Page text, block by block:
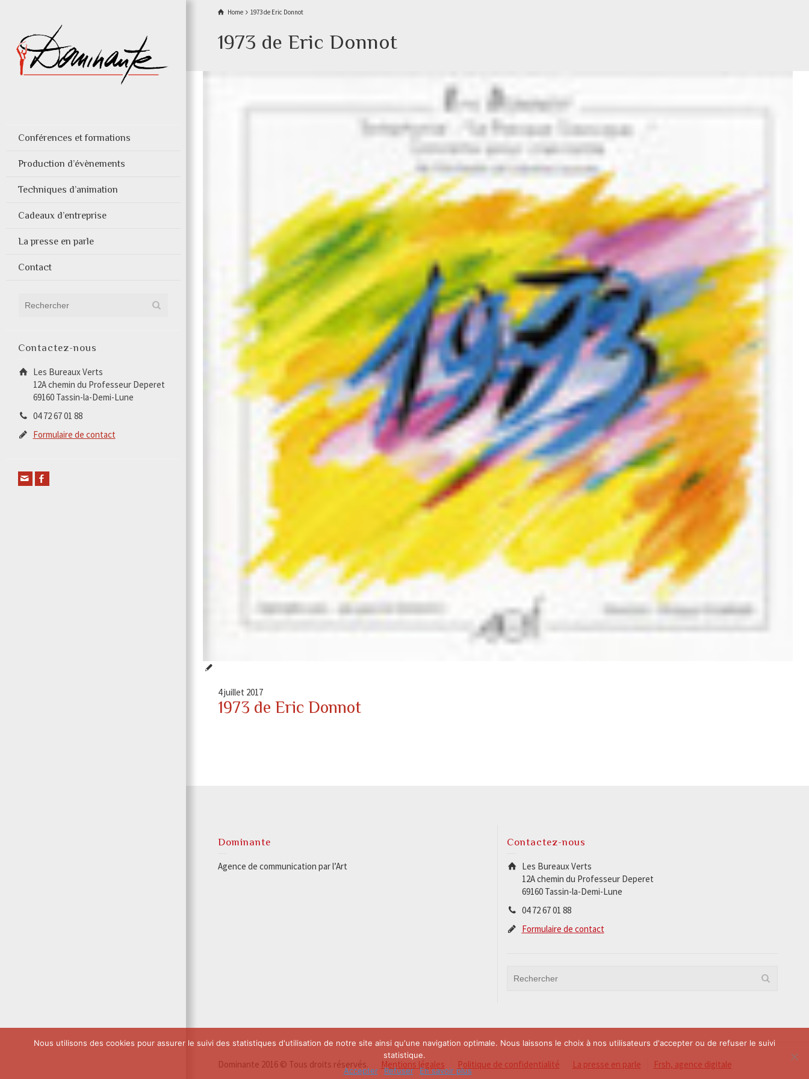
Conférences et formations
Production d’évènements
Techniques d’animation
Cadeaux d’entreprise
La presse en parle
Contact
Contactez-nous
Les Bureaux Verts
12A chemin du Professeur Deperet
69160 Tassin-la-Demi-Lune
04 72 67 01 88
Formulaire de contact
Home 1973 de Eric Donnot
1973 de Eric Donnot
4 juillet 2017
1973 de Eric Donnot
Dominante
Agence de communication par l’Art
Contactez-nous
Les Bureaux Verts
12A chemin du Professeur Deperet
69160 Tassin-la-Demi-Lune
04 72 67 01 88
Formulaire de contact
Dominante 2016 © Tous droits réservés. Mentions légales Politique de confidentialité La presse en parle Frsh, agence digitale
Nous utilisons des cookies pour assurer le suivi des statistiques d'utilisation de notre site ainsi qu'une navigation optimale. Nous laissons le choix à nos utilisateurs d'accepter ou de refuser le suivi
statistique.
Accepter
Refuser En savoir plus